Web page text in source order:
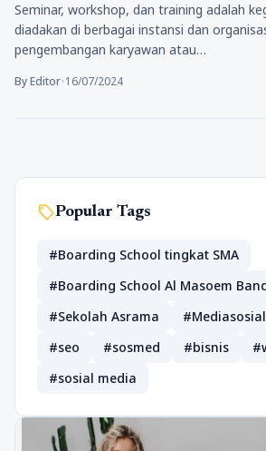
Seminar, workshop, dan training adalah
diadakan di berbagai instansi dan
pengembangan karyawan atau…
By Editor•16/07/2024
sellPopular Tags
#Boarding School tingkat SMA
#Boarding School Al Masoem
#Sekolah Asrama
#Mediasosial
#seo
#sosmed #bisnis
#sosial media